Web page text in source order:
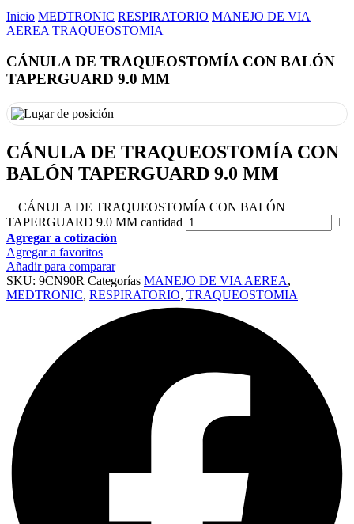
Inicio MEDTRONIC RESPIRATORIO MANEJO DE VIA
AEREA TRAQUEOSTOMIA
CÁNULA DE TRAQUEOSTOMÍA CON BALÓN
TAPERGUARD 9.0 MM
CÁNULA DE TRAQUEOSTOMÍA CON
BALÓN TAPERGUARD 9.0 MM
CÁNULA DE TRAQUEOSTOMÍA CON BALÓN
TAPERGUARD 9.0 MM cantidad
Agregar a cotización
Agregar a favoritos
Añadir para comparar
SKU: 9CN90R Categorías MANEJO DE VIA AEREA,
MEDTRONIC, RESPIRATORIO, TRAQUEOSTOMIA